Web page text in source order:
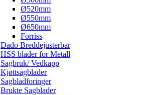
Ø520mm
Ø550mm
Ø650mm
Forriss
Dado Breddejusterbar
HSS blader for Metall
Sagbruk/ Vedkapp
Kjøttsagblader
Sagbladforinger
Brukte Sagblader